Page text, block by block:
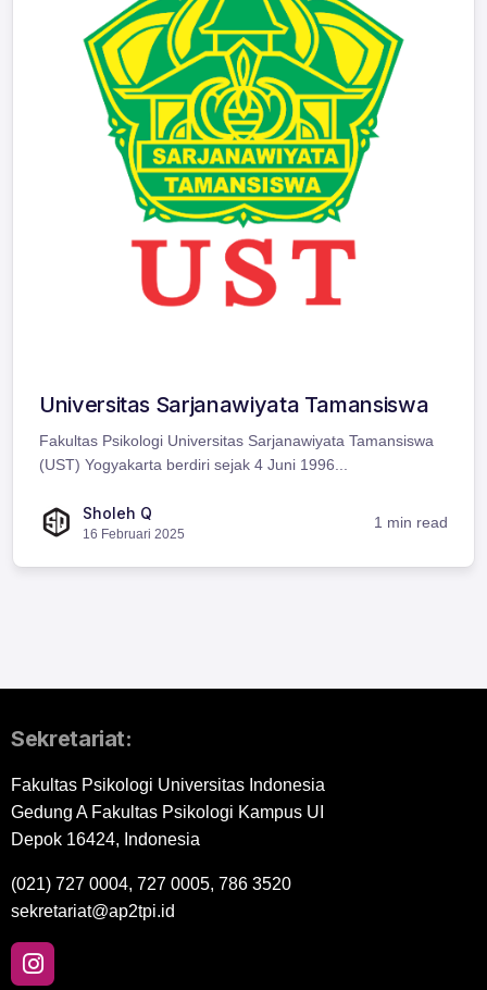
Universitas Sarjanawiyata Tamansiswa
Fakultas Psikologi Universitas Sarjanawiyata Tamansiswa
(UST) Yogyakarta berdiri sejak 4 Juni 1996...
Sholeh Q
16 Februari 2025
1 min read
Sekretariat:
Fakultas Psikologi Universitas Indonesia
Gedung A Fakultas Psikologi Kampus UI
Depok 16424, Indonesia
(021) 727 0004, 727 0005, 786 3520
sekretariat@ap2tpi.id